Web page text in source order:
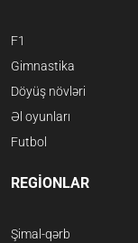
F1
Gimnastika
Döyüş növləri
Əl oyunları
Futbol
REGİONLAR
Şimal-qərb